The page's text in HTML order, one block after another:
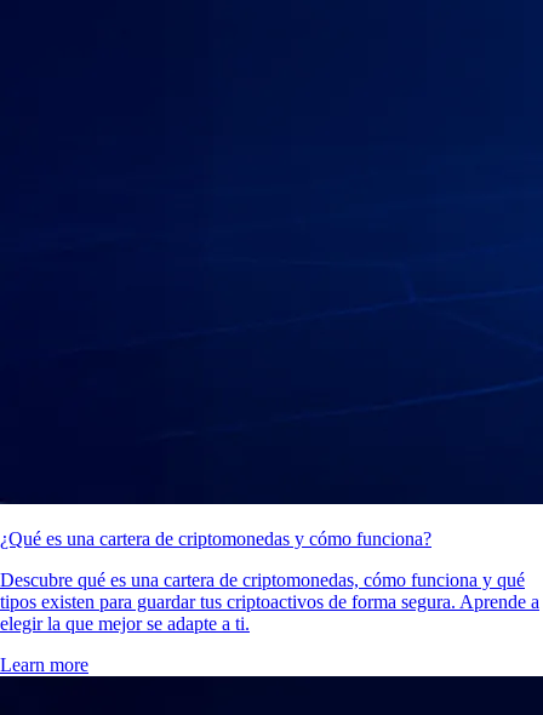
¿Qué es una cartera de criptomonedas y cómo funciona?
Descubre qué es una cartera de criptomonedas, cómo funciona y qué
tipos existen para guardar tus criptoactivos de forma segura. Aprende a
elegir la que mejor se adapte a ti.
Learn more